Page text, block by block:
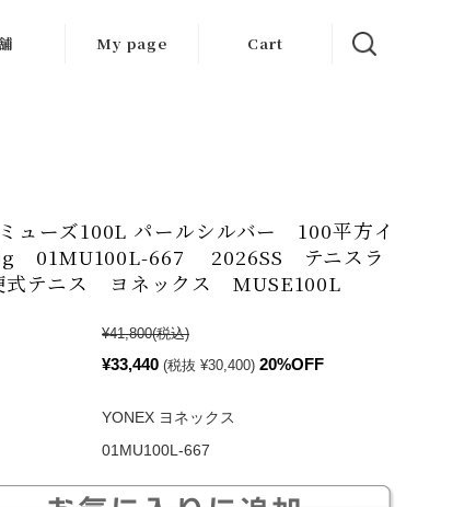
My page Cart
ューズ100L パールシルバー 100平方イ
01MU100L-667 2026SS テニスラ
テニス ヨネックス MUSE100L
¥41,800(税込)
¥33,440 (税抜 ¥30,400) 20%OFF
YONEX ヨネックス
01MU100L-667